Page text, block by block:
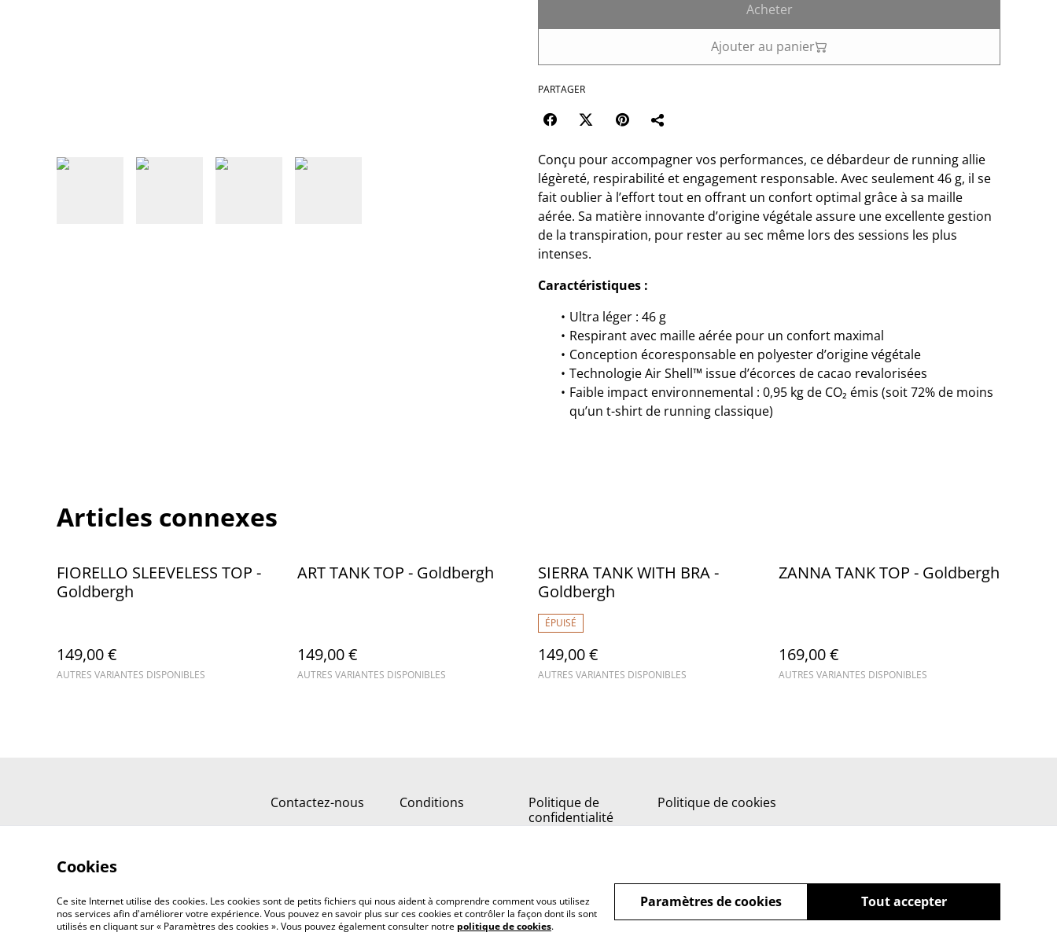
Acheter
Ajouter au panier
PARTAGER
Conçu pour accompagner vos performances, ce débardeur de running allie
légèreté, respirabilité et engagement responsable. Avec seulement 46 g, il se
fait oublier à l’effort tout en offrant un confort optimal grâce à sa maille
aérée. Sa matière innovante d’origine végétale assure une excellente gestion
de la transpiration, pour rester au sec même lors des sessions les plus
intenses.
Caractéristiques :
Ultra léger : 46 g
Respirant avec maille aérée pour un confort maximal
Conception écoresponsable en polyester d’origine végétale
Technologie Air Shell™ issue d’écorces de cacao revalorisées
Faible impact environnemental : 0,95 kg de CO₂ émis (soit 72% de moins
qu’un t-shirt de running classique)
Articles connexes
FIORELLO SLEEVELESS TOP -
Goldbergh
149,00 €
AUTRES VARIANTES DISPONIBLES
ART TANK TOP - Goldbergh
149,00 €
AUTRES VARIANTES DISPONIBLES
SIERRA TANK WITH BRA -
Goldbergh
ÉPUISÉ
149,00 €
AUTRES VARIANTES DISPONIBLES
ZANNA TANK TOP - Goldbergh
169,00 €
AUTRES VARIANTES DISPONIBLES
Contactez-nous Conditions
Politique de
confidentialité
Politique de cookies
©2026 AB38
Cookies
Ce site Internet utilise des cookies. Les cookies sont de petits fichiers qui nous aident à comprendre comment vous utilisez
nos services afin d'améliorer votre expérience. Vous pouvez en savoir plus sur ces cookies et contrôler la façon dont ils sont
utilisés en cliquant sur « Paramètres des cookies ». Vous pouvez également consulter notre politique de cookies.
Tout accepter
Paramètres de cookies